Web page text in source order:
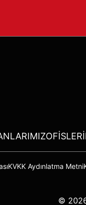
KVKK Aydınlatma Metni
© 2026